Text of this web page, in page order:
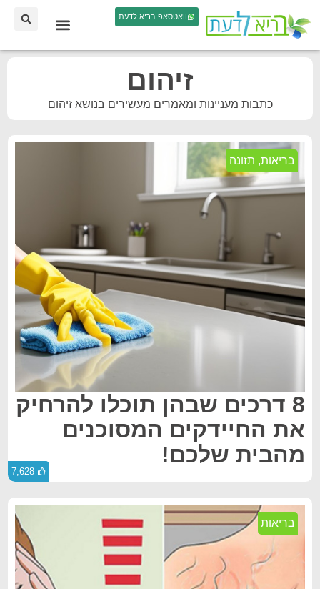
וואטסאפ בריא לדעת
זיהום
כתבות מעניינות ומאמרים מעשירים בנושא זיהום
בריאות, תזונה
8 דרכים שבהן תוכלו להרחיק
את החיידקים המסוכנים
מהבית שלכם!
7,628
בריאות